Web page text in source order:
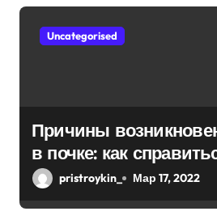
Uncategorised
Причины
в почке: как
болезнью
pristroykin_ Мар 17, 2022